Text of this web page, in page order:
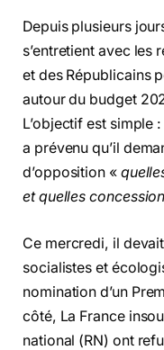
Depuis plusieurs
s’entretient avec les
et des Républicains
autour du budget
L’objectif est simple
a prévenu qu’il
d’opposition «
et quelles
Ce mercredi, il
socialistes et
nomination d’un
côté, La France
national (RN) ont